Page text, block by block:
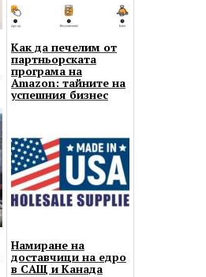
Как да печелим от
партньорската
програма на
Amazon: тайните на
успешния бизнес
Намиране на
доставчици на едро
в САЩ и Канада